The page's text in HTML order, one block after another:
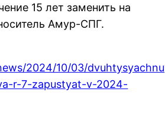
15 лет заменить на
Амур-СПГ.
2024/10/03/
r-7-zapustyat-v-2024-